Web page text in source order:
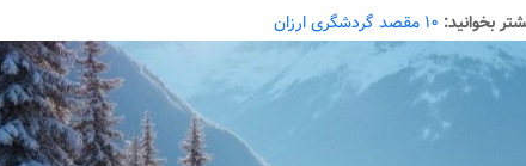
بخوانید: ۱۰ مقصد گردشگری ارزان